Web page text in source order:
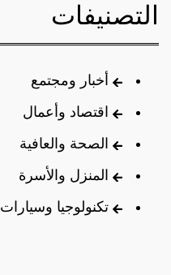
التصنيفات
أخبار ومجتمع
اقتصاد وأعمال
الصحة والعافية
المنزل والأسرة
تكنولوجيا وسيارات